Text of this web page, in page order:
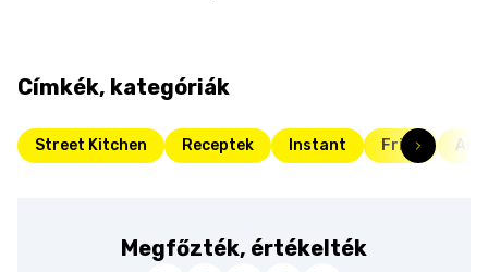
Címkék, kategóriák
Street Kitchen Receptek Instant Friss Air
Megfőzték, értékelték